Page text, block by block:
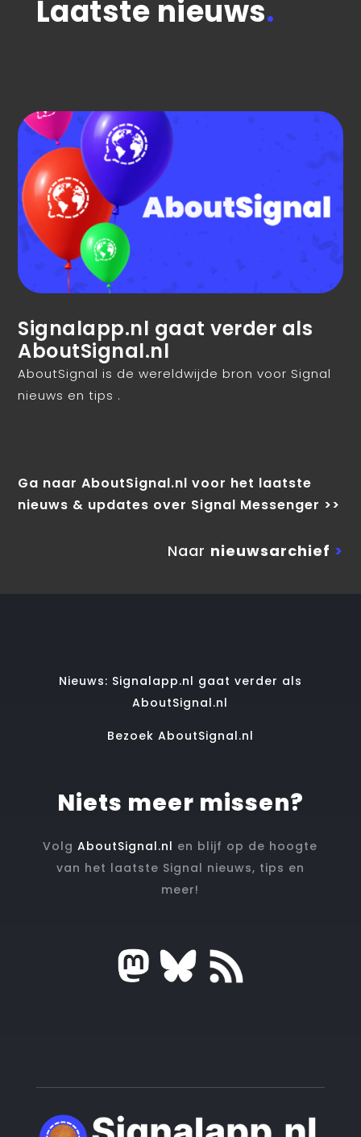
Laatste nieuws.
Signalapp.nl gaat verder als
AboutSignal.nl
AboutSignal is de wereldwijde bron voor Signal
nieuws en tips .
Ga naar AboutSignal.nl voor het laatste
nieuws & updates over Signal Messenger >>
Naar nieuwsarchief >
Nieuws: Signalapp.nl gaat verder als
AboutSignal.nl
Bezoek AboutSignal.nl
Niets meer missen?
VolgAboutSignal.nl en blijf op de hoogte
van het laatste Signal nieuws, tips en
meer!